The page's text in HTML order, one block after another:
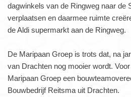
dagwinkels van de Ringweg naar de
verplaatsen en daarmee ruimte
de Aldi supermarkt aan de Ringweg.
De Maripaan Groep is trots dat, na
van Drachten nog mooier wordt.
Maripaan Groep een
Bouwbedrijf Reitsma uit Drachten.